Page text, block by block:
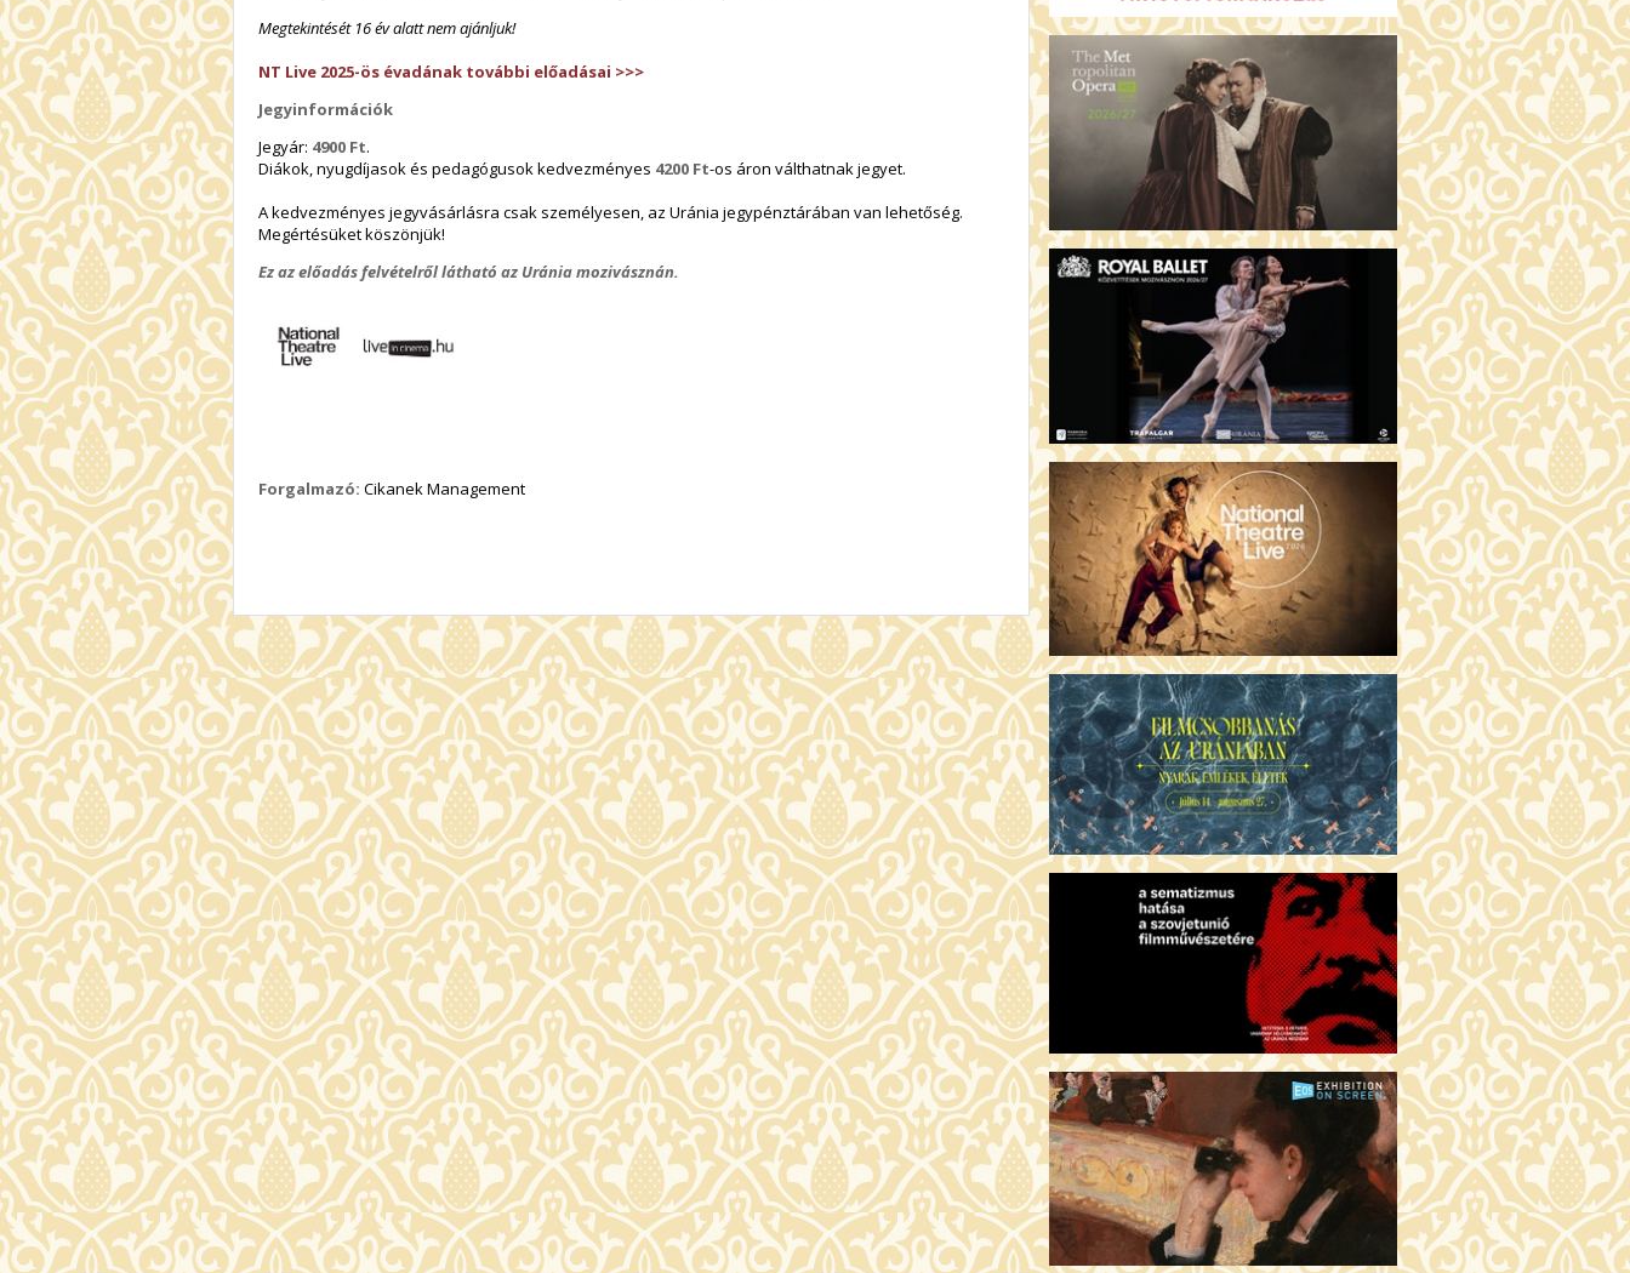
Megtekintését 16 év alatt nem ajánljuk!
NT Live 2025-ös évadának további előadásai >>>
Jegyinformációk
Jegyár: 4900 Ft.
Diákok, nyugdíjasok és pedagógusok kedvezményes 4200 Ft-os áron válthatnak jegyet.
A kedvezményes jegyvásárlásra csak személyesen, az Uránia jegypénztárában van lehetőség.
Megértésüket köszönjük!
Ez az előadás felvételről látható az Uránia mozivásznán.
Forgalmazó: Cikanek Management